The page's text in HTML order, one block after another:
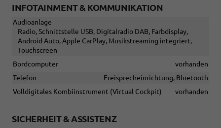
INFOTAINMENT & KOMMUNIKATION
Audioanlage
Radio, Schnittstelle USB, Digitalradio DAB, Farbdisplay,
Android Auto, Apple CarPlay, Musikstreaming integriert,
Touchscreen
Bordcomputer
vorhanden
Telefon
Freisprecheinrichtung, Bluetooth
Volldigitales Kombiinstrument (Virtual Cockpit)
vorhanden
SICHERHEIT & ASSISTENZ